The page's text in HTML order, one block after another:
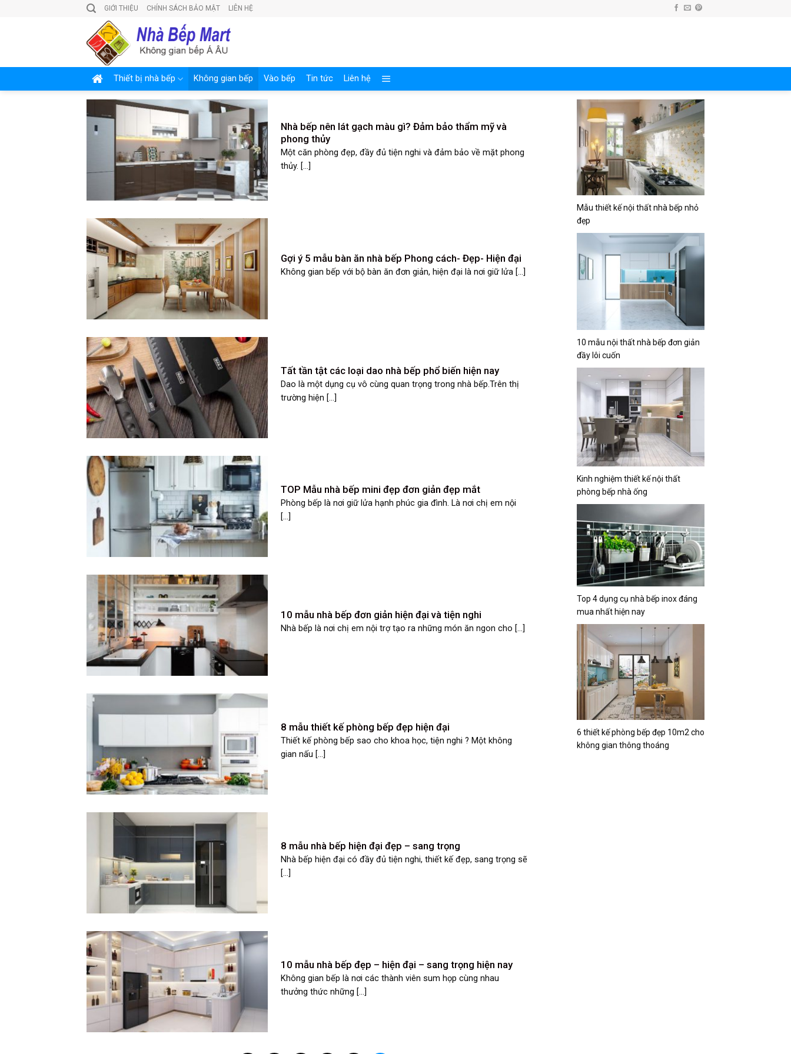
GIỚI THIỆU CHÍNH SÁCH BẢO MẬT LIÊN HỆ
Thiết bị nhà bếp Không gian bếp Vào bếp Tin tức Liên hệ
Nhà bếp nên lát gạch màu gì? Đảm bảo thẩm mỹ và
phong thủy
Một căn phòng đẹp, đầy đủ tiện nghi và đảm bảo về mặt phong
thủy. [...]
Gợi ý 5 mẫu bàn ăn nhà bếp Phong cách- Đẹp- Hiện đại
Không gian bếp với bộ bàn ăn đơn giản, hiện đại là nơi giữ lửa [...]
Tất tần tật các loại dao nhà bếp phổ biến hiện nay
Dao là một dụng cụ vô cùng quan trọng trong nhà bếp.Trên thị
trường hiện [...]
TOP Mẫu nhà bếp mini đẹp đơn giản đẹp mắt
Phòng bếp là nơi giữ lửa hạnh phúc gia đình. Là nơi chị em nội
[...]
10 mẫu nhà bếp đơn giản hiện đại và tiện nghi
Nhà bếp là nơi chị em nội trợ tạo ra những món ăn ngon cho [...]
8 mẫu thiết kế phòng bếp đẹp hiện đại
Thiết kế phòng bếp sao cho khoa học, tiện nghi ? Một không
gian nấu [...]
8 mẫu nhà bếp hiện đại đẹp – sang trọng
Nhà bếp hiện đại có đầy đủ tiện nghi, thiết kế đẹp, sang trọng sẽ
[...]
10 mẫu nhà bếp đẹp – hiện đại – sang trọng hiện nay
Không gian bếp là nơi các thành viên sum họp cùng nhau
thưởng thức những [...]
Mẫu thiết kế nội thất nhà bếp nhỏ
đẹp
10 mẫu nội thất nhà bếp đơn giản
đầy lôi cuốn
Kinh nghiệm thiết kế nội thất
phòng bếp nhà ống
Top 4 dụng cụ nhà bếp inox đáng
mua nhất hiện nay
6 thiết kế phòng bếp đẹp 10m2 cho
không gian thông thoáng